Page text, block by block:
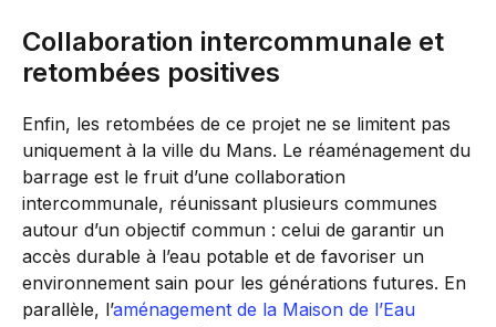
Collaboration intercommunale et
retombées positives
Enfin, les retombées de ce projet ne se limitent pas
uniquement à la ville du Mans. Le réaménagement du
barrage est le fruit d’une collaboration
intercommunale, réunissant plusieurs communes
autour d’un objectif commun : celui de garantir un
accès durable à l’eau potable et de favoriser un
environnement sain pour les générations futures. En
parallèle, l’aménagement de la Maison de l’Eau